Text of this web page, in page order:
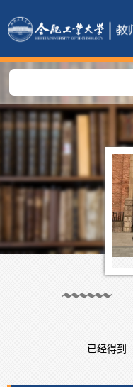
已经得到